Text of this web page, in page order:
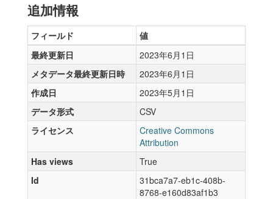
追加情報
フィールド
値
最終更新日
2023年6月1日
メタデータ最終更新日時
2023年6月1日
作成日
2023年5月1日
データ形式
CSV
ライセンス
Creative Commons
Attribution
Has views
True
Id
31bca7a7-eb1c-408b-
8768-e160d83af1b3